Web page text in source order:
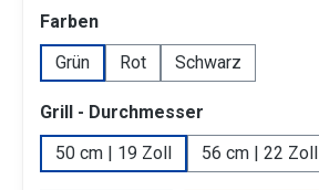
Farbenauswählen
Grün
Rot Schwarz
Grill - Durchmesser
50 cm | 19 Zoll
56 cm | 22 Zoll